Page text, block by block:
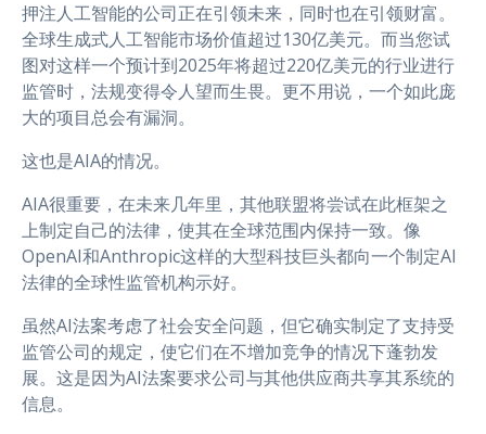
押注人工智能的公司正在引领未来，同时也在引领财富。
全球生成式人工智能市场价值超过130亿美元。而当您试
图对这样一个预计到2025年将超过220亿美元的行业进行
监管时，法规变得令人望而生畏。更不用说，一个如此庞
大的项目总会有漏洞。
这也是AIA的情况。
AIA很重要，在未来几年里，其他联盟将尝试在此框架之
上制定自己的法律，使其在全球范围内保持一致。像
OpenAI和Anthropic这样的大型科技巨头都向一个制定AI
法律的全球性监管机构示好。
虽然AI法案考虑了社会安全问题，但它确实制定了支持受
监管公司的规定，使它们在不增加竞争的情况下蓬勃发
展。这是因为AI法案要求公司与其他供应商共享其系统的
信息。